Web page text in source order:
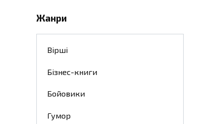
Жанри
Вірші
Бізнес-книги
Бойовики
Гумор